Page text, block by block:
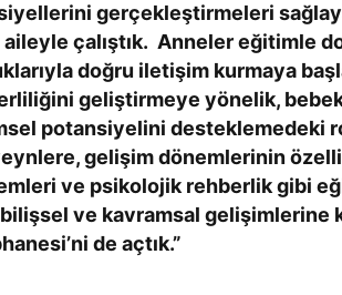
gerçekleştirmeleri
çalıştık. Anneler eğitimle
doğru iletişim kurmaya
geliştirmeye yönelik, bebek
potansiyelini desteklemedeki
gelişim dönemlerinin
ve psikolojik rehberlik gibi
ve kavramsal gelişimlerine
de açtık.”